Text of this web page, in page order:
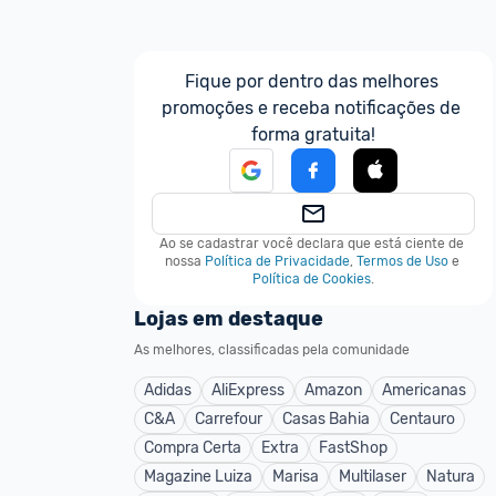
Fique por dentro das melhores
promoções e receba notificações de
forma gratuita!
Ao se cadastrar você declara que está ciente de
nossa Política de Privacidade, Termos de Uso e
Política de Cookies.
Lojas em destaque
As melhores, classificadas pela comunidade
Adidas AliExpress Amazon
Americanas
C&A
Carrefour Casas Bahia
Centauro
Compra Certa
Extra
FastShop
Magazine Luiza
Marisa Multilaser
Natura